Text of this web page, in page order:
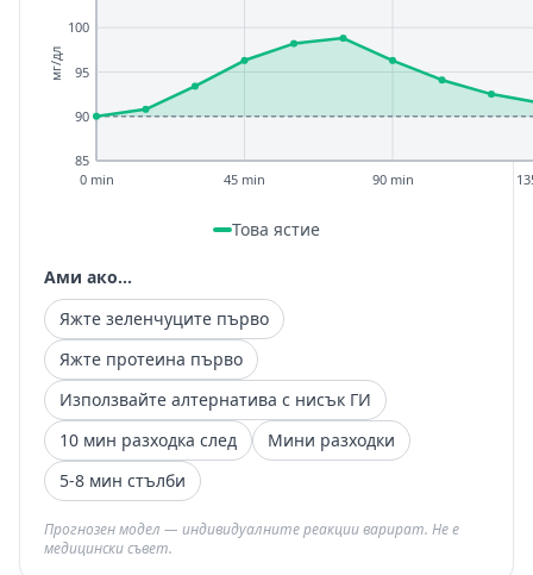
85
90
95
100
0 min 45 min 90 min
мг/дл
Това ястие
Ами ако...
Яжте зеленчуците първо
Яжте протеина първо
Използвайте алтернатива с нисък ГИ
10 мин разходка след
Мини разходки
5-8 мин стълби
Прогнозен модел — индивидуалните реакции варират. Не е
медицински съвет.